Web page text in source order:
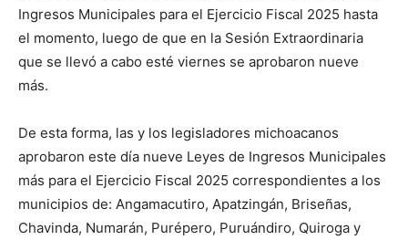
Ingresos Municipales para el Ejercicio Fiscal 2025 hasta
el momento, luego de que en la Sesión Extraordinaria
que se llevó a cabo esté viernes se aprobaron nueve
más.
De esta forma, las y los legisladores michoacanos
aprobaron este día nueve Leyes de Ingresos Municipales
más para el Ejercicio Fiscal 2025 correspondientes a los
municipios de: Angamacutiro, Apatzingán, Briseñas,
Chavinda, Numarán, Purépero, Puruándiro, Quiroga y